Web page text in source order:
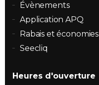
Évènements
Application APQ
Rabais et économies
Seecliq
Heures d'ouverture